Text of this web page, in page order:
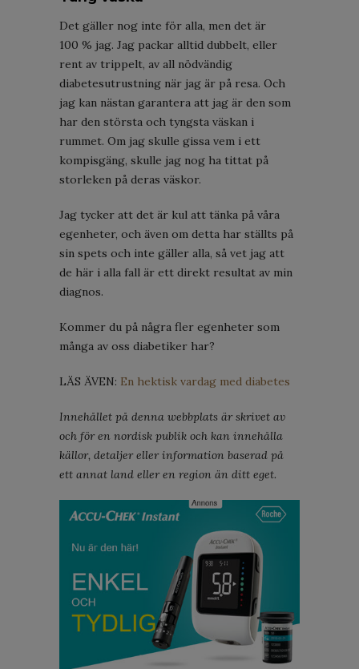
Det gäller nog inte för alla, men det är
100 % jag. Jag packar alltid dubbelt, eller
rent av trippelt, av all nödvändig
diabetesutrustning när jag är på resa. Och
jag kan nästan garantera att jag är den som
har den största och tyngsta väskan i
rummet. Om jag skulle gissa vem i ett
kompisgäng, skulle jag nog ha tittat på
storleken på deras väskor.
Jag tycker att det är kul att tänka på våra
egenheter, och även om detta har ställts på
sin spets och inte gäller alla, så vet jag att
de här i alla fall är ett direkt resultat av min
diagnos.
Kommer du på några fler egenheter som
många av oss diabetiker har?
LÄS ÄVEN: En hektisk vardag med diabetes
Innehållet på denna webbplats är skrivet av
och för en nordisk publik och kan innehålla
källor, detaljer eller information baserad på
ett annat land eller en region än ditt eget.